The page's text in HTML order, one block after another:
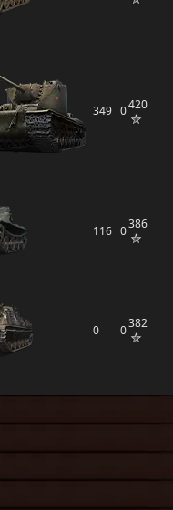
349 0420
116 0386
0 0382